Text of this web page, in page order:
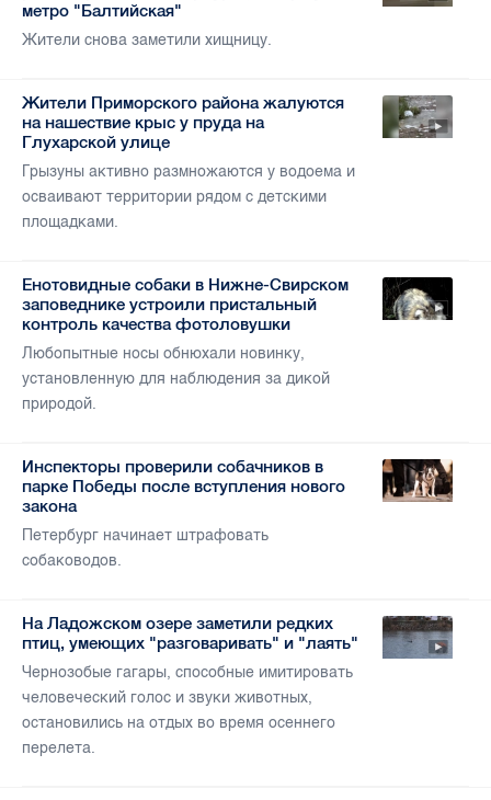
метро "Балтийская"
Жители снова заметили хищницу.
Жители Приморского района жалуются
на нашествие крыс у пруда на
Глухарской улице
Грызуны активно размножаются у водоема и
осваивают территории рядом с детскими
площадками.
Енотовидные собаки в Нижне-Свирском
заповеднике устроили пристальный
контроль качества фотоловушки
Любопытные носы обнюхали новинку,
установленную для наблюдения за дикой
природой.
Инспекторы проверили собачников в
парке Победы после вступления нового
закона
Петербург начинает штрафовать
собаководов.
На Ладожском озере заметили редких
птиц, умеющих "разговаривать" и "лаять"
Чернозобые гагары, способные имитировать
человеческий голос и звуки животных,
остановились на отдых во время осеннего
перелета.